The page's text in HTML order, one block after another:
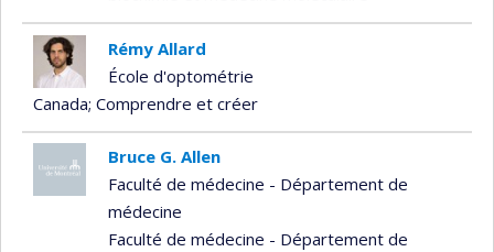
Rémy Allard
École d'optométrie
Canada; Comprendre et créer
Bruce G. Allen
Faculté de médecine - Département de
médecine
Faculté de médecine - Département de